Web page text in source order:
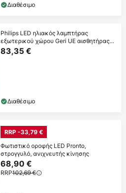
Διαθέσιμο
Philips LED ηλιακός λαμπτήρας
εξωτερικού χώρου Geri UE αισθητήρας,
γωνιακός,
83,35 €
Διαθέσιμο
RRP -33,79 €
Φωτιστικό οροφής LED Pronto,
στρογγυλό, ανιχνευτής κίνησης
68,90 €
RRP102,69 €